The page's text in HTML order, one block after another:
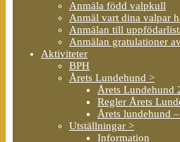
Anmäla född valpkull
Anmäl vart dina valpar
Anmälan till
Anmälan gratulationer
Aktiviteter
BPH
Årets Lundehund >
Årets Lundehund
Regler Årets
Årets lundehund
Utställningar >
Information